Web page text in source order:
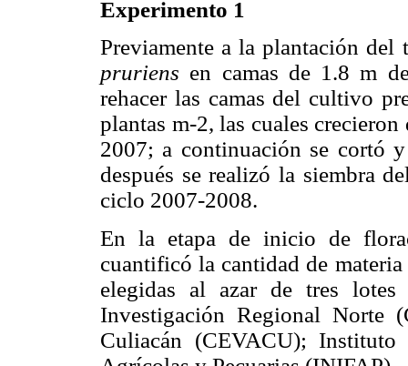
Experimento 1
Previamente a la plantación
pruriens en camas de 1.8 m
rehacer las camas del cultivo
plantas m-2, las cuales
2007; a continuación se cortó
después se realizó la siembra
ciclo 2007-2008.
En la etapa de inicio de
cuantificó la cantidad de
elegidas al azar de tres
Investigación Regional Norte
Culiacán (CEVACU); Instituto